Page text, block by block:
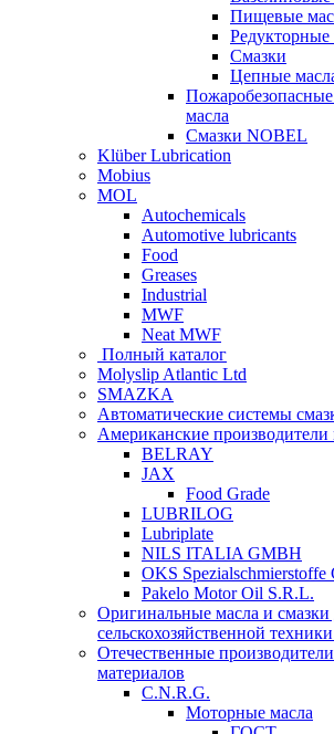
Пищевые
Смазки
Цепные
масла
Смазки NOBEL
Klüber Lubrication
Mobius
MOL
Autochemicals
Automotive lubricants
Food
Greases
Industrial
MWF
Neat MWF
Полный каталог
Molyslip Atlantic Ltd
SMAZKA
Автоматические системы
Американские производители
BELRAY
JAX
Food Grade
LUBRILOG
Lubriplate
NILS ITALIA GMBH
OKS Spezialschmierstoffe
Pakelo Motor Oil S.R.L.
Оригинальные масла и смазки
сельскохозяйственной
Отечественные
материалов
C.N.R.G.
Моторные масла